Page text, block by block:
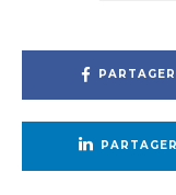
PARTAGER
PARTAGER